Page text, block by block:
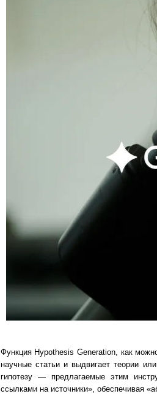
Функция Hypothesis Generation, как
научные статьи и выдвигает теории
гипотезу — предлагаемые этим
ссылками на источники», обеспечивая